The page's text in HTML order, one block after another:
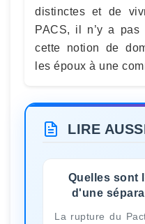
distinctes et de
PACS, il n’y a pas
cette notion de
les époux à une
LIRE
Quelles sont
d'une
La rupture du